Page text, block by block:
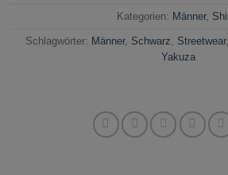
Kategorien: Männer,
Schlagwörter: Männer, Schwarz Streetwear,
Yakuza